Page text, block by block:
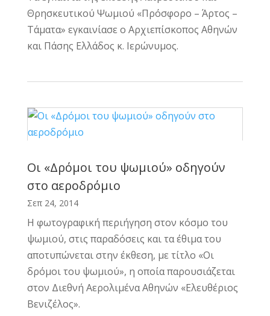
Θρησκευτικού Ψωμιού «Πρόσφορο – Άρτος –
Τάματα» εγκαινίασε ο Αρχιεπίσκοπος Αθηνών
και Πάσης Ελλάδος κ. Ιερώνυμος.
Οι «Δρόμοι του ψωμιού» οδηγούν
στο αεροδρόμιο
Σεπ 24, 2014
Η φωτογραφική περιήγηση στον κόσμο του
ψωμιού, στις παραδόσεις και τα έθιμα του
αποτυπώνεται στην έκθεση, με τίτλο «Οι
δρόμοι του ψωμιού», η οποία παρουσιάζεται
στον Διεθνή Αερολιμένα Αθηνών «Ελευθέριος
Βενιζέλος».